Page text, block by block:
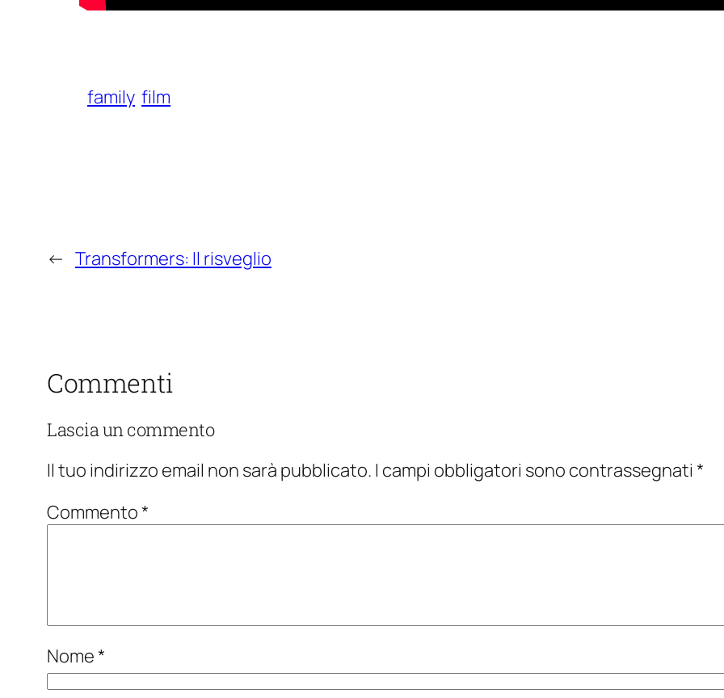
family film
← Transformers: Il risveglio
Commenti
Lascia un commento
Il tuo indirizzo email non sarà pubblicato. I campi obbligatori sono contrassegnati *
Commento*
Nome*